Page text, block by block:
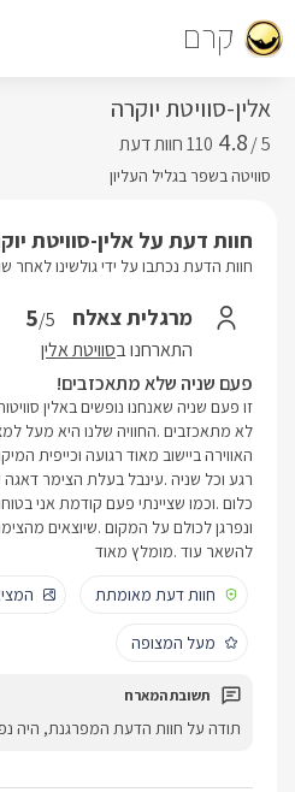
קרם
אלין-סוויטת יוקרה
5 /
4.8
סוויטה בשפר בגליל העליון
חוות דעת על אלין-סוויטת
חוות הדעת נכתבו על ידי גולשינו לאחר
מרגלית צאלח 5/5
התארחנו בסוויטת אלין
פעם שניה שלא מתאכזבים!
זו פעם שניה שאנחנו נופשים באלין
לא מתאכזבים .החוויה שלנו היא מעל
האווירה ביישוב מאוד רגועה וכייפית
רגע וכל שניה .עינבל בעלת הצימר
כלום .וכמו שציינתי פעם קודמת אני
ונפרגן לכולם על המקום .שיוצאים
להשאר עוד .מומלץ מאוד
חוות דעת מאומתת
מעל המצופה
תודה על חוות הדעת המפרגנת, היה